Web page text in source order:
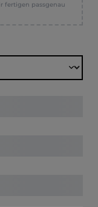
fertigen passgenau